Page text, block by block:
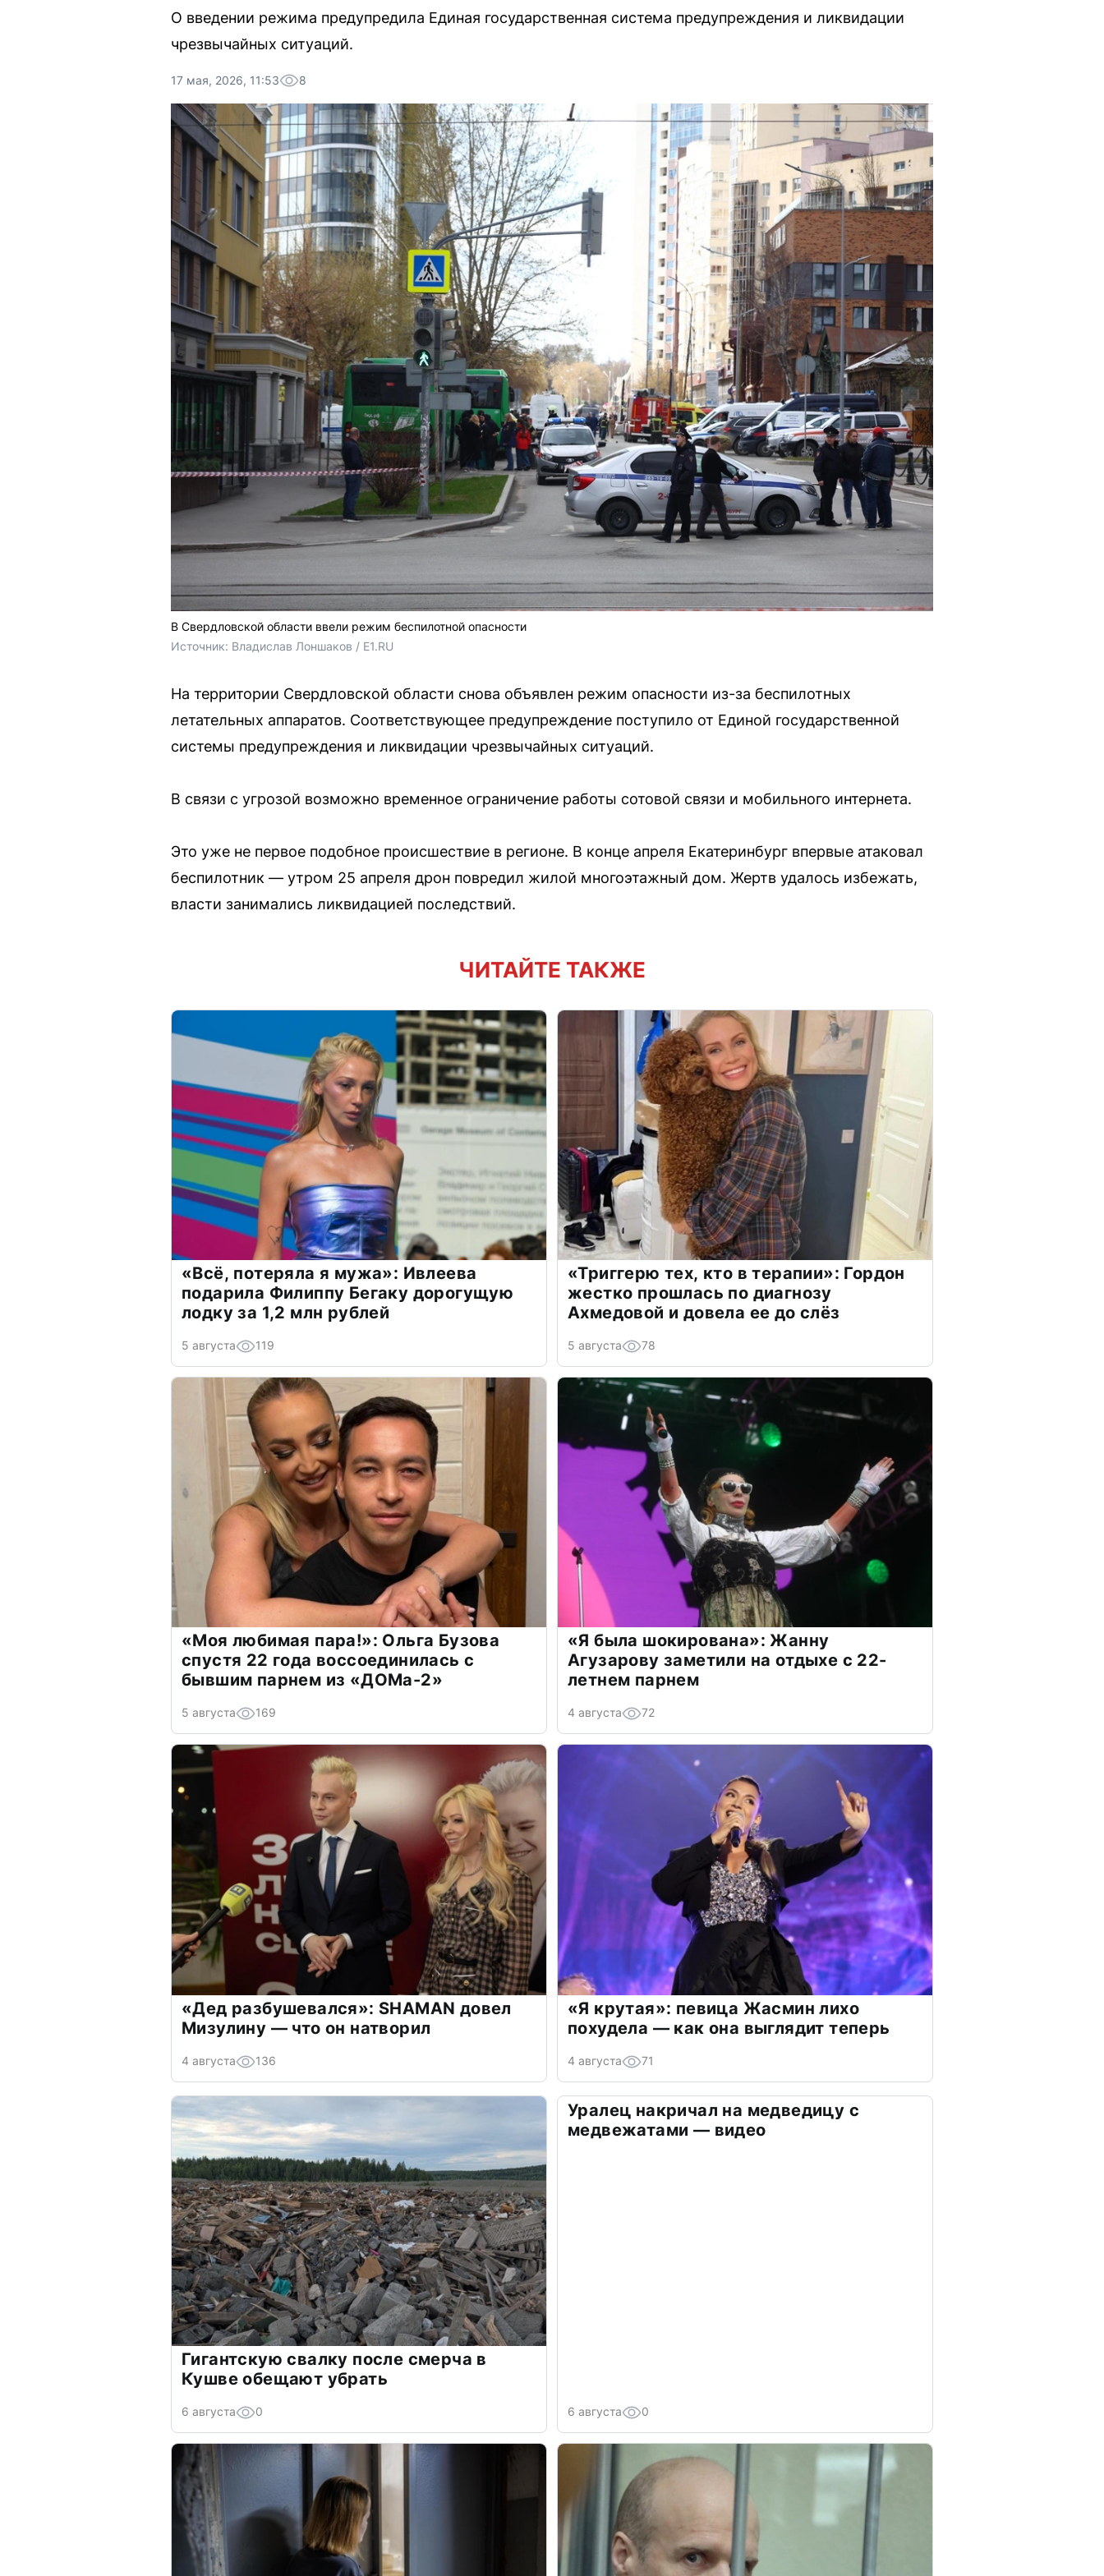
О введении режима предупредила Единая государственная система предупреждения и ликвидации
чрезвычайных ситуаций.
17 мая, 2026, 11:53 8
В Свердловской области ввели режим беспилотной опасности
Источник: Владислав Лоншаков / E1.RU
На территории Свердловской области снова объявлен режим опасности из-за беспилотных
летательных аппаратов. Соответствующее предупреждение поступило от Единой государственной
системы предупреждения и ликвидации чрезвычайных ситуаций.
В связи с угрозой возможно временное ограничение работы сотовой связи и мобильного интернета.
Это уже не первое подобное происшествие в регионе. В конце апреля Екатеринбург впервые атаковал
беспилотник — утром 25 апреля дрон повредил жилой многоэтажный дом. Жертв удалось избежать,
власти занимались ликвидацией последствий.
ЧИТАЙТЕ ТАКЖЕ
«Всё, потеряла я мужа»: Ивлеева
подарила Филиппу Бегаку дорогущую
лодку за 1,2 млн рублей
5 августа 119
«Триггерю тех, кто в терапии»: Гордон
жестко прошлась по диагнозу
Ахмедовой и довела ее до слёз
5 августа 78
«Моя любимая пара!»: Ольга Бузова
спустя 22 года воссоединилась с
бывшим парнем из «ДОМа-2»
5 августа 169
«Я была шокирована»: Жанну
Агузарову заметили на отдыхе с 22-
летнем парнем
4 августа 72
«Дед разбушевался»: SHAMAN довел
Мизулину — что он натворил
4 августа 136
«Я крутая»: певица Жасмин лихо
похудела — как она выглядит теперь
4 августа 71
Гигантскую свалку после смерча в
Кушве обещают убрать
6 августа 0
Уралец накричал на медведицу с
медвежатами — видео
6 августа 0